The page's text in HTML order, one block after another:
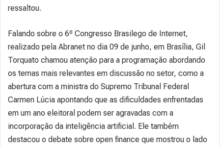
ressaltou.
Falando sobre o 6º Congresso Brasilego de Internet,
realizado pela Abranet no dia 09 de junho, em Brasília, Gil
Torquato chamou atenção para a programação abordando
os temas mais relevantes em discussão no setor, como a
abertura com a ministra do Supremo Tribunal Federal
Carmen Lúcia apontando que as dificuldades enfrentadas
em um ano eleitoral podem ser agravadas com a
incorporação da inteligência artificial. Ele também
destacou o debate sobre open finance que mostrou o lado